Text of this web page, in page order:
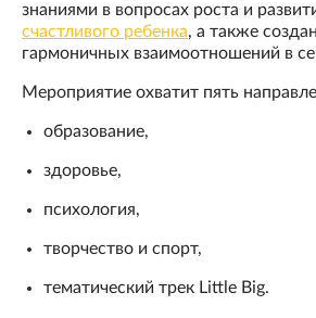
знаниями в вопросах роста и
счастливого ребенка, а также
гармоничных взаимоотношений в
Мероприятие охватит пять
образование,
здоровье,
психология,
творчество и спорт,
тематический трек Little Big.